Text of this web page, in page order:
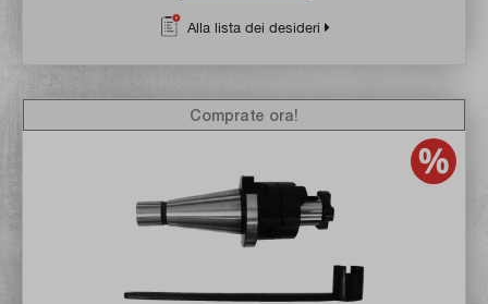
Alla lista dei desideri
Comprate ora!